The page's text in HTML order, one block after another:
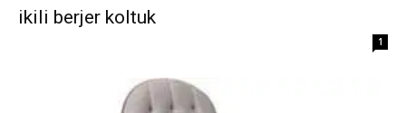
ikili berjer koltuk
1